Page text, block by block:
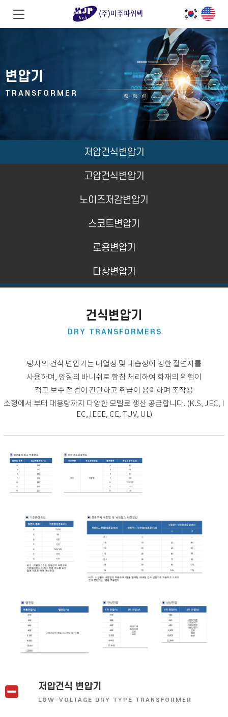
변압기
TRANSFORMER
저압건식변압기
고압건식변압기
노이즈저감변압기
스코트변압기
로용변압기
다상변압기
건식변압기
DRY TRANSFORMERS
당사의 건식 변압기는 내열성 및 내습성이 강한 절연지를
사용하며, 양질의 바니쉬로 함침 처리하여 화재의 위험이
적고 보수 점검이 간단하고 취급이 용이하며 조작용
소형에서 부터 대용량까지 다양한 모델로 생산 공급합니다. (K.S, JEC, I
EC, IEEE, CE, TUV, UL)
저압건식 변압기
LOW-VOLTAGE DRY TYPE TRANSFORMER